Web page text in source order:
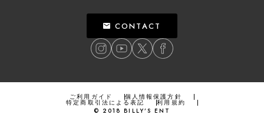
CONTACT
ご利用ガイド 個人情報保護方針
特定商取引法による表記
利用規約
© 2018 BILLY’S ENT